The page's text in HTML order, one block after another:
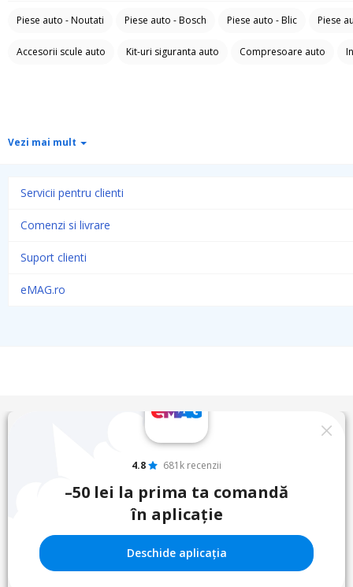
Piese auto - Noutati Piese auto - Bosch Piese auto - Blic Piese
Accesorii scule auto Kit-uri siguranta auto Compresoare auto
Vezi mai mult
Servicii pentru clienti
Comenzi si livrare
Suport clienti
eMAG.ro
4.8 681k recenzii
–50 lei la prima ta comandă
în aplicație
Deschide aplicația